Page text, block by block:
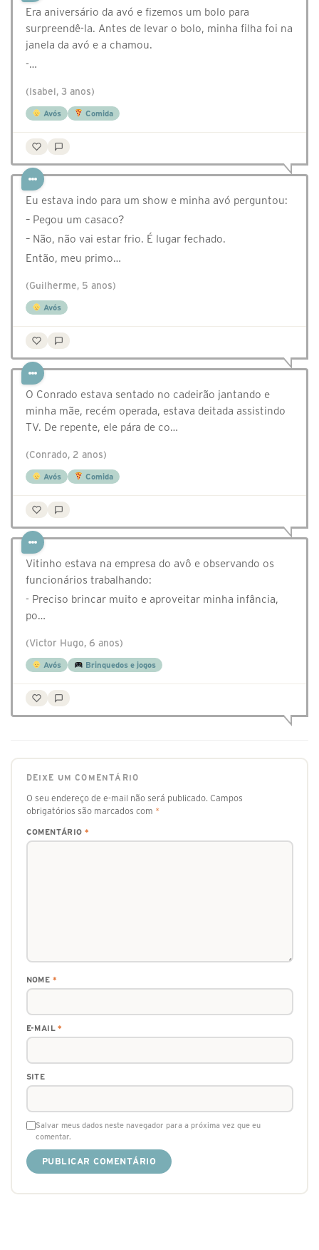
Era aniversário da avó e fizemos um bolo para
surpreendê-la. Antes de levar o bolo, minha filha foi na
janela da avó e a chamou.
-…
(Isabel, 3 anos)
Avós Comida
Eu estava indo para um show e minha avó perguntou:
– Pegou um casaco?
– Não, não vai estar frio. É lugar fechado.
Então, meu primo…
(Guilherme, 5 anos)
Avós
O Conrado estava sentado no cadeirão jantando e
minha mãe, recém operada, estava deitada assistindo
TV. De repente, ele pára de co…
(Conrado, 2 anos)
Avós Comida
Vitinho estava na empresa do avô e observando os
funcionários trabalhando:
- Preciso brincar muito e aproveitar minha infância,
po…
(Victor Hugo, 6 anos)
Avós Brinquedos e jogos
DEIXE UM COMENTÁRIO
O seu endereço de e-mail não será publicado. Campos
obrigatórios são marcados com *
COMENTÁRIO *
NOME *
E-MAIL*
SITE
Salvar meus dados neste navegador para a próxima vez que eu
comentar.